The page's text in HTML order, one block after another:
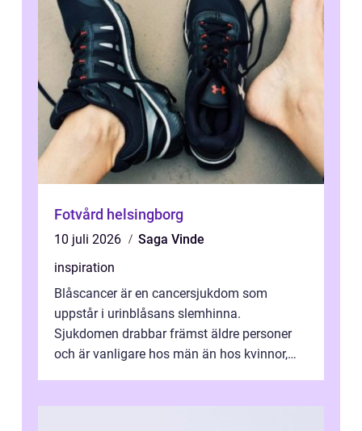
Fotvård helsingborg
10 juli 2026
Saga Vinde
inspiration
Blåscancer är en cancersjukdom som
uppstår i urinblåsans slemhinna.
Sjukdomen drabbar främst äldre personer
och är vanligare hos män än hos kvinnor,